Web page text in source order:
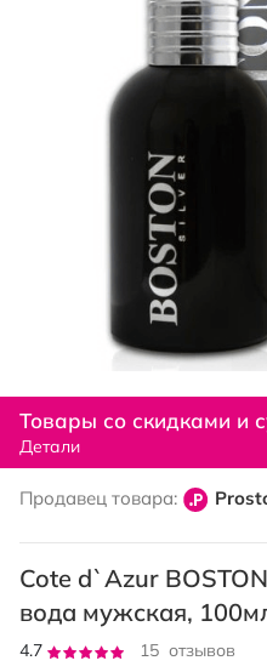
к
началу
галереи
Товары со скидками и
Детали
Продавец товара:
Cote d`Azur
вода мужская,
Рейтинг:
4.7
15 отзывов